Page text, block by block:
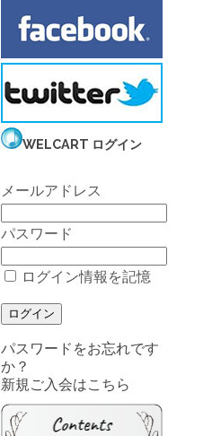
WELCART ログイン
メールアドレス
パスワード
ログイン情報を記憶
パスワードをお忘れです
か？
新規ご入会はこちら